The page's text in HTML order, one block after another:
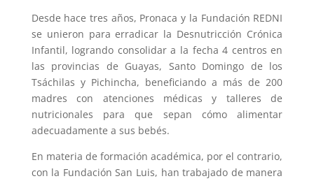
Desde hace tres años, Pronaca y la Fundación REDNI
se unieron para erradicar la Desnutricción Crónica
Infantil, logrando consolidar a la fecha 4 centros en
las provincias de Guayas, Santo Domingo de los
Tsáchilas y Pichincha, beneficiando a más de 200
madres con atenciones médicas y talleres de
nutricionales para que sepan cómo alimentar
adecuadamente a sus bebés.
En materia de formación académica, por el contrario,
con la Fundación San Luis, han trabajado de manera